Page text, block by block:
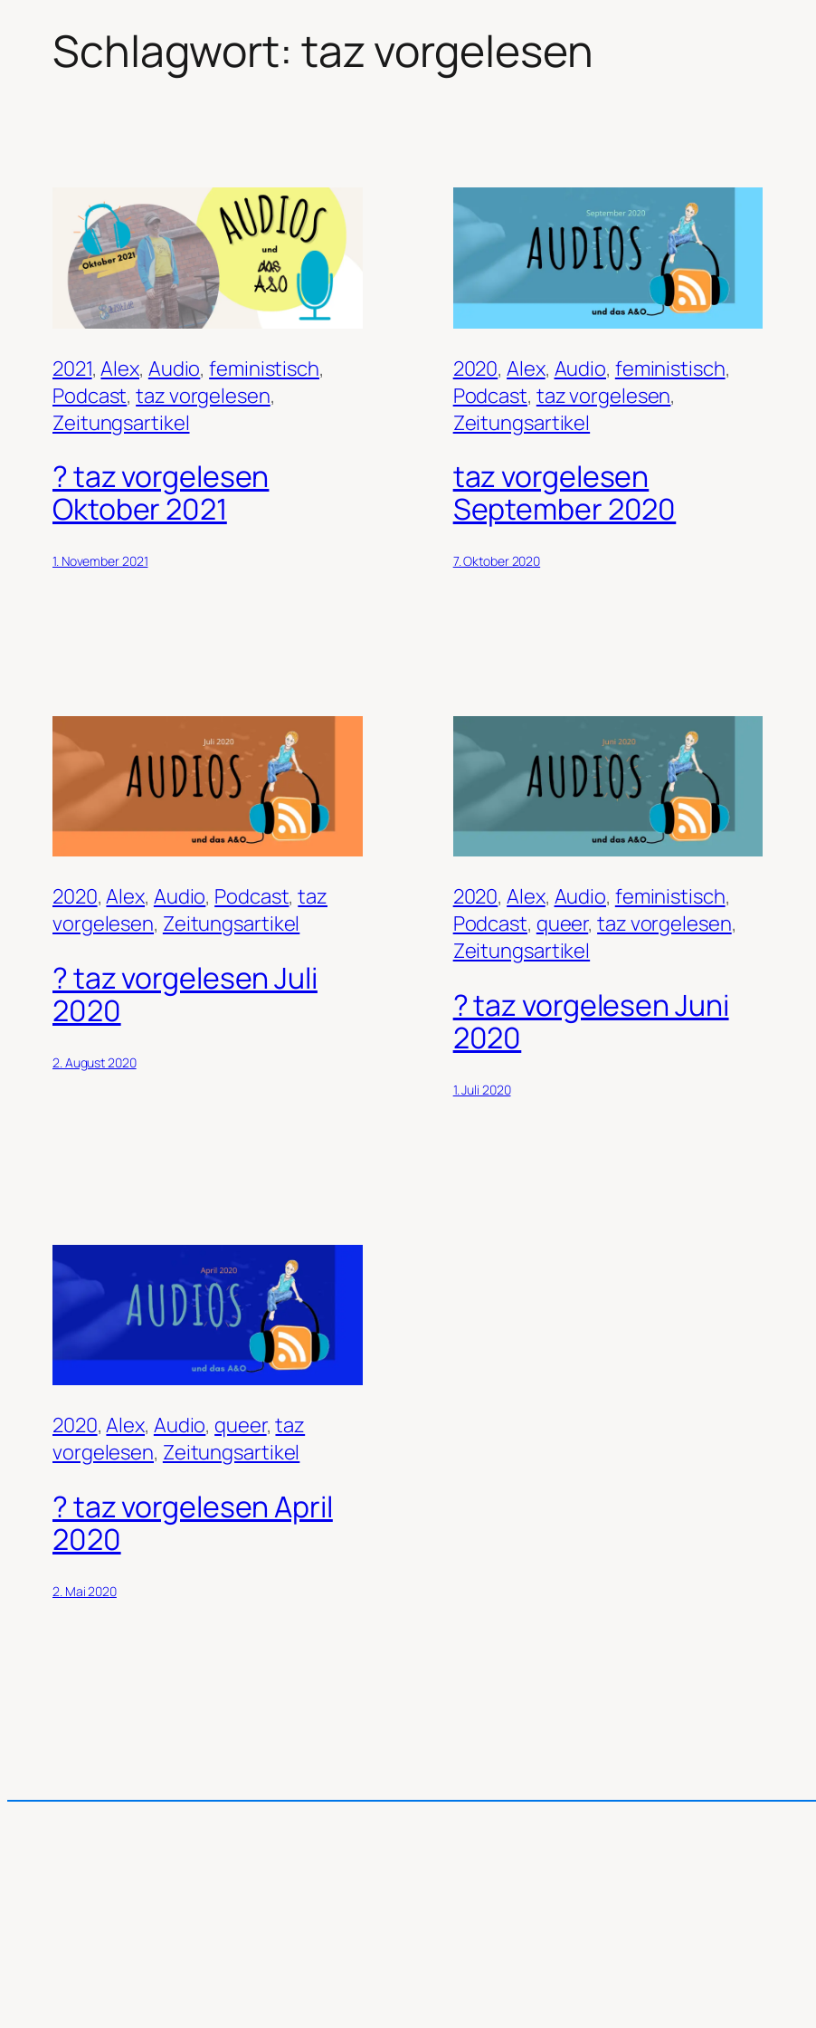
Schlagwort: taz vorgelesen
2021, Alex, Audio, feministisch
Podcast, taz vorgelesen
Zeitungsartikel
? taz vorgelesen
Oktober 2021
1. November 2021
2020, Alex, Audio, feministisch
Podcast, taz vorgelesen
Zeitungsartikel
taz vorgelesen
September 2020
7. Oktober 2020
2020, Alex, Audio, Podcast, taz
vorgelesen, Zeitungsartikel
? taz vorgelesen Juli
2020
2. August 2020
2020, Alex, Audio, feministisch
Podcast, queer, taz vorgelesen
Zeitungsartikel
? taz vorgelesen Juni
2020
1. Juli 2020
2020, Alex, Audio, queer, taz
vorgelesen, Zeitungsartikel
? taz vorgelesen April
2020
2. Mai 2020